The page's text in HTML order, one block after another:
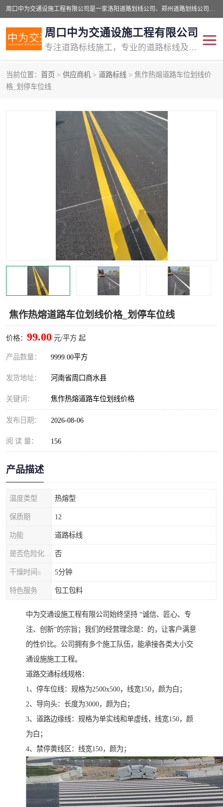
周口中为交通设施工程有限公司是一家洛阳道路划线公司、郑州道路划线公司、平顶山道路车位划线公司、开封车位划线公司、许昌道路车位划线公司、漯河道路车位划线公司，公司始终坚持“诚信、匠心、专注”的宗旨；我们的经营理念是：的服务。
周口中为交通设施工程有限公司
专注道路标线施工，专业的道路标线及交通设施施工服务商!
当前位置： 首页 > 供应商机 > 道路标线 > 焦作热熔道路车位划线价
格_划停车位线
焦作热熔道路车位划线价格_划停车位线
价格： 99.00 元/平方 起
产品数量： 9999.00平方
发货地址： 河南省周口商水县
关键词： 焦作热熔道路车位划线价格
发布日期： 2026-08-06
阅 读 量： 156
产品描述
温度类型 热熔型
保质期 12
功能 道路标线
否
干燥时间≤ 5分钟
特色服务 包工包料
中为交通设施工程有限公司始终坚持 “诚信、匠心、专
注、创新”的宗旨；我们的经营理念是：的，让客户满意
的性价比。公司拥有多个施工队伍，能承接各类大小交
通设施施工工程。
道路交通标线规格：
1、停车位线：规格为2500x500，线宽150，颜为白；
2、导向头：长度为3000，颜为白；
3、道路边缘线：规格为单实线和单虚线，线宽150，颜
为白；
4、禁停黄线区：线宽150，颜为；
交通道路标线
道路标线划线 马路标线
道路划线